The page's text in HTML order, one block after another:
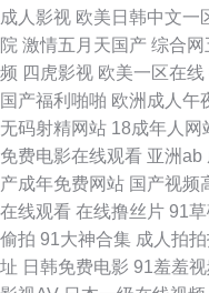
日韩欧美sss 91无毛精品 深
欧美在线 91国产视频大全 海
妻 人妻无码久久中文字幕 91
人妖操美女 日韩AV操老师 国
另类av日韩无码 www日插
成人影视 欧美日韩中文一
院 激情五月天国产 综合网
频 四虎影视 欧美一区在线
国产福利啪啪 欧洲成人午
无码射精网站 18成年人网
免费电影在线观看 亚洲ab
产成年免费网站 国产视频
在线观看 在线撸丝片 91
偷拍 91大神合集 成人拍
址 日韩免费电影 91羞羞